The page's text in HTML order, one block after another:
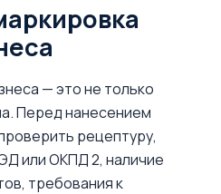
— это не только
Перед нанесением
рецептуру,
или ОКПД 2, наличие
требования к